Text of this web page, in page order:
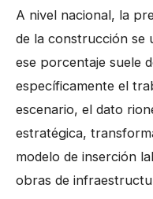
A nivel nacional, la
de la construcción se
ese porcentaje suele
específicamente el
escenario, el dato
estratégica,
modelo de inserción
obras de